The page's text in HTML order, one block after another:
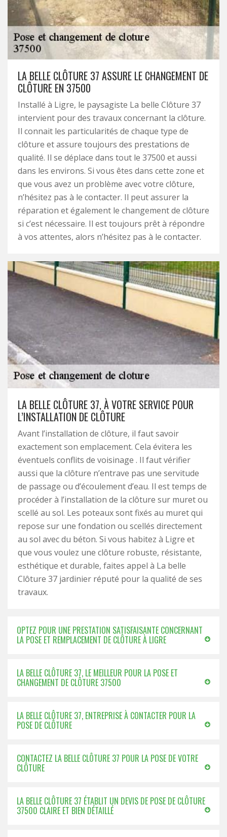
LA BELLE CLÔTURE 37 ASSURE LE CHANGEMENT DE
CLÔTURE EN 37500
Installé à Ligre, le paysagiste La belle Clôture 37
intervient pour des travaux concernant la clôture.
Il connait les particularités de chaque type de
clôture et assure toujours des prestations de
qualité. Il se déplace dans tout le 37500 et aussi
dans les environs. Si vous êtes dans cette zone et
que vous avez un problème avec votre clôture,
n’hésitez pas à le contacter. Il peut assurer la
réparation et également le changement de clôture
si c’est nécessaire. Il est toujours prêt à répondre
à vos attentes, alors n’hésitez pas à le contacter.
LA BELLE CLÔTURE 37, À VOTRE SERVICE POUR
L’INSTALLATION DE CLÔTURE
Avant l’installation de clôture, il faut savoir
exactement son emplacement. Cela évitera les
éventuels conflits de voisinage . Il faut vérifier
aussi que la clôture n’entrave pas une servitude
de passage ou d’écoulement d’eau. Il est temps de
procéder à l’installation de la clôture sur muret ou
scellé au sol. Les poteaux sont fixés au muret qui
repose sur une fondation ou scellés directement
au sol avec du béton. Si vous habitez à Ligre et
que vous voulez une clôture robuste, résistante,
esthétique et durable, faites appel à La belle
Clôture 37 jardinier réputé pour la qualité de ses
travaux.
OPTEZ POUR UNE PRESTATION SATISFAISANTE CONCERNANT
LA POSE ET REMPLACEMENT DE CLÔTURE À LIGRE
LA BELLE CLÔTURE 37, LE MEILLEUR POUR LA POSE ET
CHANGEMENT DE CLÔTURE 37500
LA BELLE CLÔTURE 37, ENTREPRISE À CONTACTER POUR LA
POSE DE CLÔTURE
CONTACTEZ LA BELLE CLÔTURE 37 POUR LA POSE DE VOTRE
CLÔTURE
LA BELLE CLÔTURE 37 ÉTABLIT UN DEVIS DE POSE DE CLÔTURE
37500 CLAIRE ET BIEN DÉTAILLÉ